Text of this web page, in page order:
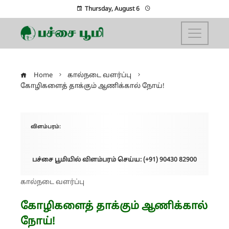
Thursday, August 6
Home
கால்நடை வளர்ப்பு
கோழிகளைத் தாக்கும் ஆணிக்கால் நோய்!
விளம்பரம்:
பச்சை பூமியில் விளம்பரம் செய்ய: (+91) 90430 82900
கால்நடை வளர்ப்பு
கோழிகளைத் தாக்கும் ஆணிக்கால்
நோய்!